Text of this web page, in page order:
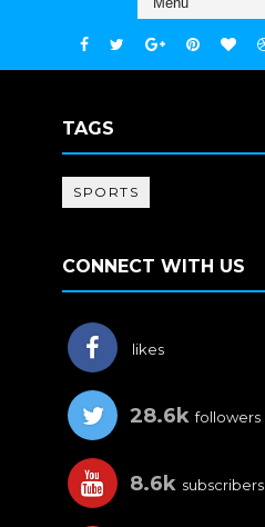
TAGS
SPORTS
CONNECT WITH US
likes
28.6k followers
8.6k subscribers